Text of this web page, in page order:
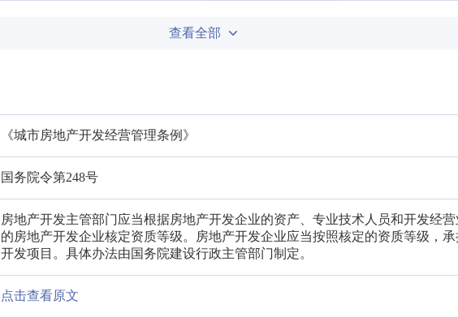
查看全部
《城市房地产开发经营管理条例》
国务院令第248号
房地产开发主管部门应当根据房地产开发企业的资产、专业技术人员和开发经
的房地产开发企业核定资质等级。房地产开发企业应当按照核定的资质等级，
开发项目。具体办法由国务院建设行政主管部门制定。
点击查看原文